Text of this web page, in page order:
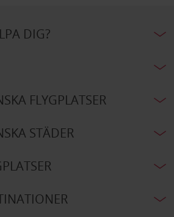
DIG?
FLYGPLATSER
STÄDER